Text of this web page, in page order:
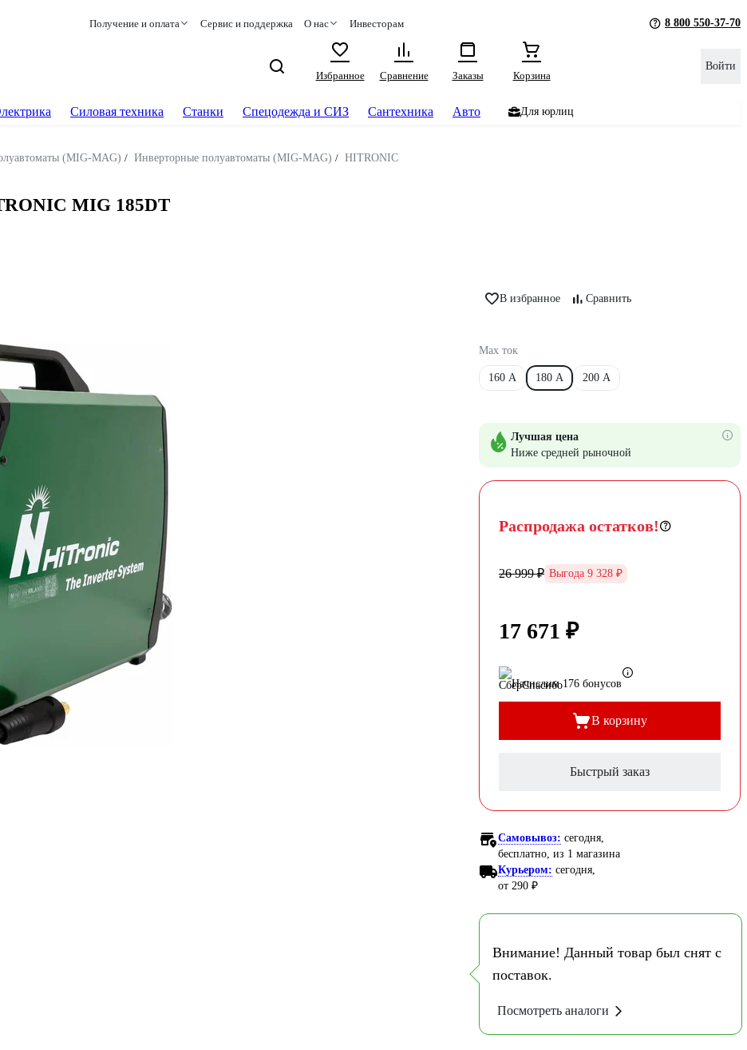
Получение и оплата Сервис и поддержка О нас Инвесторам 8 800 550-37-70
Избранное
Сравнение Заказы Корзина
Войти
Силовая техника Станки Спецодежда и СИЗ Сантехника Авто Для юрлиц
(MIG-MAG) / Инверторные полуавтоматы (MIG-MAG) / HITRONIC
MIG 185DT
В избранное Сравнить
Max ток
160 А 180 А 200 А
Лучшая цена
Ниже средней рыночной
Распродажа остатков!
26 999 ₽ Выгода 9 328 ₽
17 671 ₽
Начислим 176 бонусов
В корзину
Быстрый заказ
Самовывоз: сегодня,
бесплатно , из 1 магазина
Курьером: сегодня,
от 290 ₽
Внимание! Данный товар был снят с
поставок.
Посмотреть аналоги